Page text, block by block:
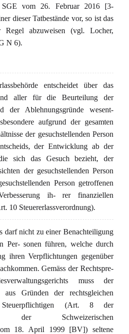
SGE vom 26. Februar 2016 [3-
dieser Tatbestände vor, so ist das
Regel abzuweisen (vgl. Locher,
N 6).
entscheidet über das
aller für die Beurteilung der
der Ablehnungsgründe wesent-
aufgrund der gesamten
der gesuchstellenden Person
der Entwicklung ab der
sich das Gesuch bezieht, der
der gesuchstellenden Person
Person getroffenen
ih- rer finanziellen
10 Steuererlassverordnung).
darf nicht zu einer Benachteiligung
Per- sonen führen, welche durch
ihren Verpflichtungen gegenüber
Gemäss der Rechtspre-
muss der
aus Gründen der rechtsgleichen
(Art. 8 der
der Schweizerischen
18. April 1999 [BV]) seltene